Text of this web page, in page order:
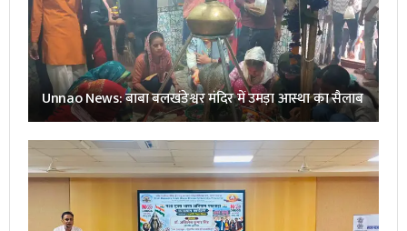
Unnao News: बाबा बलखंडेश्वर मंदिर में उमड़ा आस्था का सैलाब